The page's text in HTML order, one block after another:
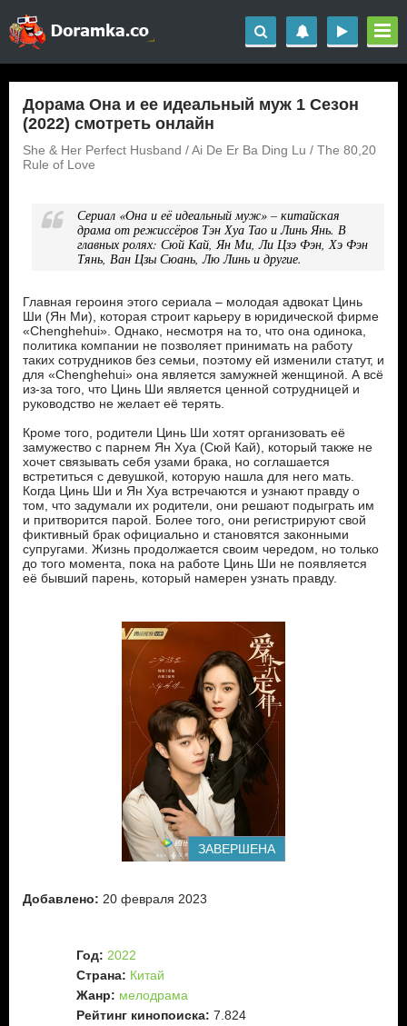
Дорама Она и ее идеальный муж 1 Сезон
(2022) смотреть онлайн
She & Her Perfect Husband / Ai De Er Ba Ding Lu / The 80,20
Rule of Love
Сериал «Она и её идеальный муж» – китайская
драма от режиссёров Тэн Хуа Тао и Линь Янь. В
главных ролях: Сюй Кай, Ян Ми, Ли Цзэ Фэн, Хэ Фэн
Тянь, Ван Цзы Сюань, Лю Линь и другие.
Главная героиня этого сериала – молодая адвокат Цинь
Ши (Ян Ми), которая строит карьеру в юридической фирме
«Chenghehui». Однако, несмотря на то, что она одинока,
политика компании не позволяет принимать на работу
таких сотрудников без семьи, поэтому ей изменили статут, и
для «Chenghehui» она является замужней женщиной. А всё
из-за того, что Цинь Ши является ценной сотрудницей и
руководство не желает её терять.
Кроме того, родители Цинь Ши хотят организовать её
замужество с парнем Ян Хуа (Сюй Кай), который также не
хочет связывать себя узами брака, но соглашается
встретиться с девушкой, которую нашла для него мать.
Когда Цинь Ши и Ян Хуа встречаются и узнают правду о
том, что задумали их родители, они решают подыграть им
и притворится парой. Более того, они регистрируют свой
фиктивный брак официально и становятся законными
супругами. Жизнь продолжается своим чередом, но только
до того момента, пока на работе Цинь Ши не появляется
её бывший парень, который намерен узнать правду.
ЗАВЕРШЕНА
Добавлено: 20 февраля 2023
Год: 2022
Страна: Китай
Жанр: мелодрама
Рейтинг кинопоиска: 7.824